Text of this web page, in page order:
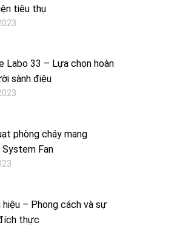
tiêu thụ
Labo 33 – Lựa chọn hoàn
sành điệu
phòng cháy mang
Fan
hiệu – Phong cách và sự
thực